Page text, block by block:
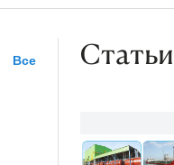
Все Статьи